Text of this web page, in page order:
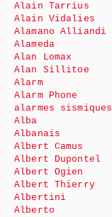
Alain Tarrius
Alain Vidalies
Alamano Alliandi
Alameda
Alan Lomax
Alan Sillitoe
Alarm
Alarm Phone
alarmes sismiques
Alba
Albanais
Albert Camus
Albert Dupontel
Albert Ogien
Albert Thierry
Albertini
Alberto